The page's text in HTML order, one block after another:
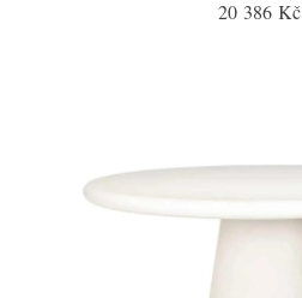
20 386 Kč